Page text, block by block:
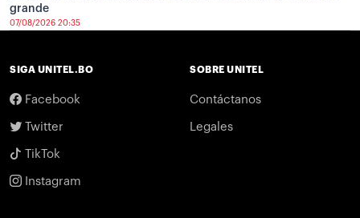
grande
07/08/2026 20:35
SIGA UNITEL.BO
Facebook
Twitter
TikTok
Instagram
SOBRE UNITEL
Contáctanos
Legales